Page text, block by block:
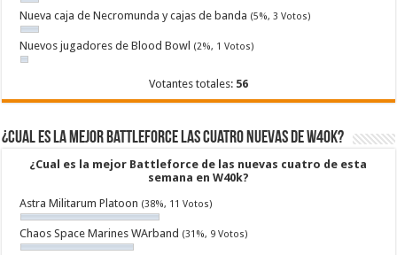
Nueva caja de Necromunda y cajas de banda (5%, 3 Votos)
Nuevos jugadores de Blood Bowl (2%, 1 Votos)
Votantes totales: 56
¿Cual es la mejor Battleforce las cuatro nuevas de W40k?
¿Cual es la mejor Battleforce de las nuevas cuatro de esta
semana en W40k?
Astra Militarum Platoon (38%, 11 Votos)
Chaos Space Marines WArband (31%, 9 Votos)